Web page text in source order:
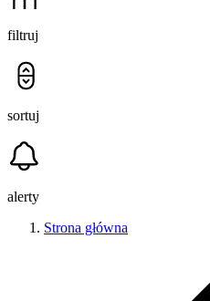
filtruj
sortuj
alerty
Strona główna